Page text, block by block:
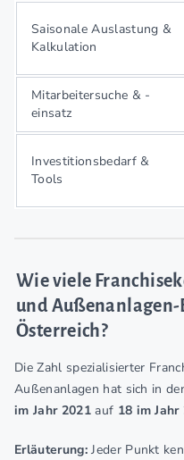
Saisonale Auslastung &
Kalkulation
Mitarbeitersuche & -
einsatz
Investitionsbedarf &
Tools
Wie viele
und Außenanlagen-
Österreich?
Die Zahl spezialisierter
Außenanlagen hat sich in
im Jahr 2021auf 18 im Jahr
Erläuterung:Jeder Punkt